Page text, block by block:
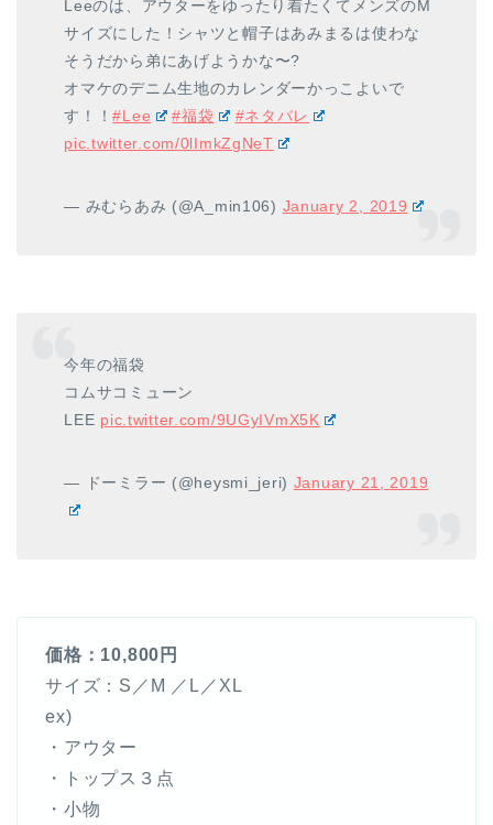
Leeのは、アウターをゆったり着たくてメンズのM
サイズにした！シャツと帽子はあみまるは使わな
そうだから弟にあげようかな〜?
オマケのデニム生地のカレンダーかっこよいで
す！！#Lee #福袋
#ネタバレ
pic.twitter.com/0lImkZgNeT
— みむらあみ (@A_min106) January 2, 2019
今年の福袋
コムサコミューン
LEE pic.twitter.com/9UGyIVmX5K
— ドーミラー (@heysmi_jeri) January 21, 2019
価格：10,800円
サイズ：S／M ／L／XL
ex)
・アウター
・トップス３点
・小物